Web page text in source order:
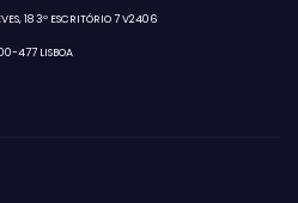
18 3º ESCRITÓRIO 7 V2406
477 LISBOA